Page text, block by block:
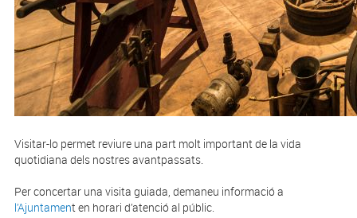
Visitar-lo permet reviure una part molt important de la vida
quotidiana dels nostres avantpassats.
Per concertar una visita guiada, demaneu informació a
l’Ajuntament en horari d’atenció al públic.